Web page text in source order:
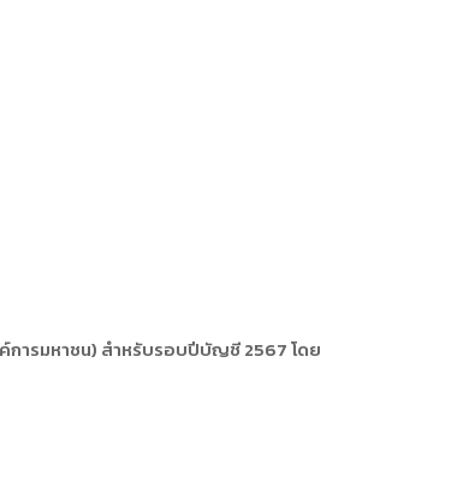
ารมหาชน) สำหรับรอบปีบัญชี 2567 โดย